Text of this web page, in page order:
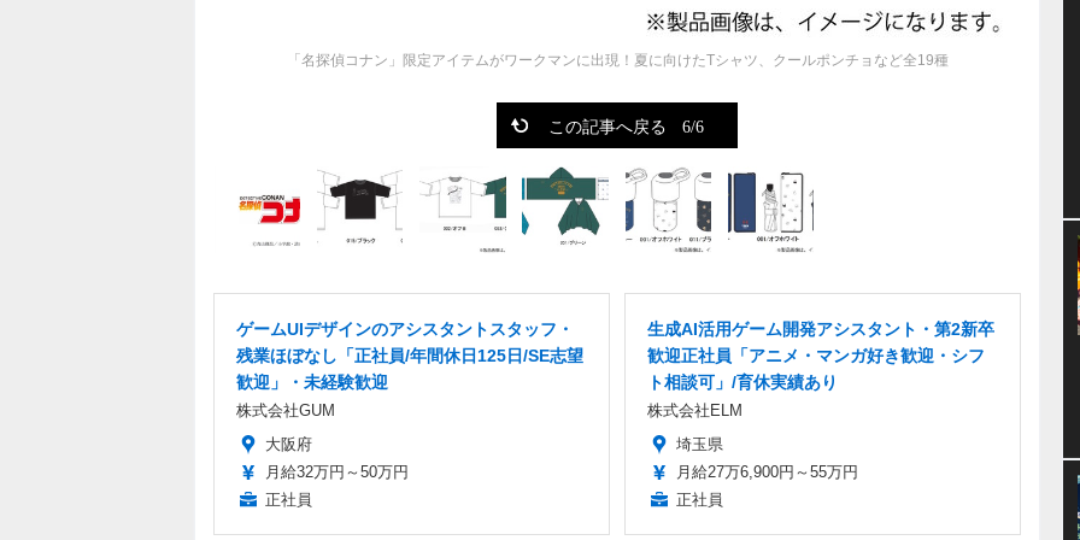
「名探偵コナン」限定アイテムがワークマンに出現！夏に向けたTシャツ、クールポンチョなど全19種
この記事へ戻る 6/6
ゲームUIデザインのアシスタントスタッフ・
残業ほぼなし「正社員/年間休日125日/SE志望
歓迎」・未経験歓迎
株式会社GUM
大阪府
月給32万円～50万円
正社員
生成AI活用ゲーム開発アシスタント・第2新卒
歓迎正社員「アニメ・マンガ好き歓迎・シフ
ト相談可」/育休実績あり
株式会社ELM
埼玉県
月給27万6,900円～55万円
正社員